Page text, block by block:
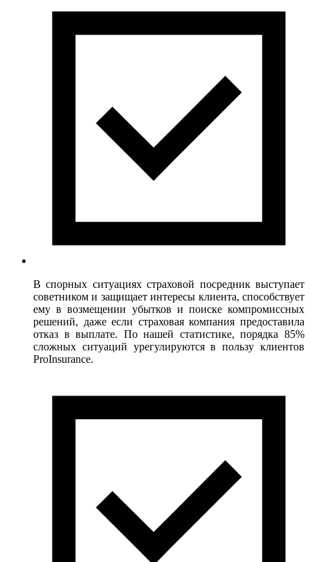
В спорных ситуациях страховой посредник выступает
советником и защищает интересы клиента, способствует
ему в возмещении убытков и поиске компромиссных
решений, даже если страховая компания предоставила
отказ в выплате. По нашей статистике, порядка 85%
сложных ситуаций урегулируются в пользу клиентов
ProInsurance.